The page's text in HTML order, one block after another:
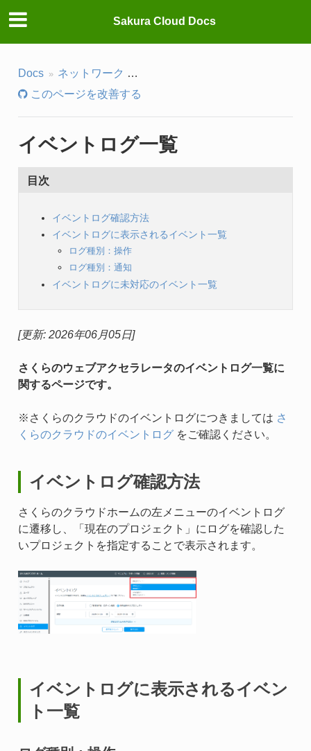
Sakura Cloud Docs
Docs ネットワーク
このページを改善する
イベントログ一覧
目次
イベントログ確認方法
イベントログに表示されるイベント一覧
ログ種別：操作
ログ種別：通知
イベントログに未対応のイベント一覧
[更新: 2026年06月05日]
さくらのウェブアクセラレータのイベントログ一覧に
関するページです。
※さくらのクラウドのイベントログにつきましては さ
くらのクラウドのイベントログをご確認ください。
イベントログ確認方法
さくらのクラウドホームの左メニューのイベントログ
に遷移し、「現在のプロジェクト」にログを確認した
いプロジェクトを指定することで表示されます。
イベントログに表示されるイベン
ト一覧